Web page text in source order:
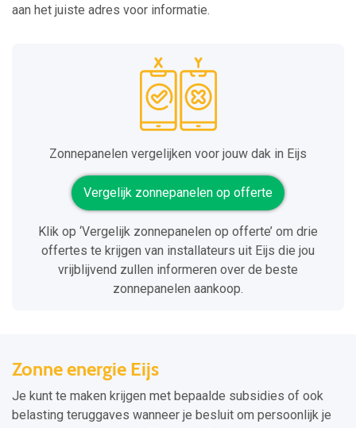
aan het juiste adres voor informatie.
Zonnepanelen vergelijken voor jouw dak in Eijs
Vergelijk zonnepanelen op offerte
Klik op ‘Vergelijk zonnepanelen op offerte’ om drie
offertes te krijgen van installateurs uit Eijs die jou
vrijblijvend zullen informeren over de beste
zonnepanelen aankoop.
Zonne energie Eijs
Je kunt te maken krijgen met bepaalde subsidies of ook
belasting teruggaves wanneer je besluit om persoonlijk je